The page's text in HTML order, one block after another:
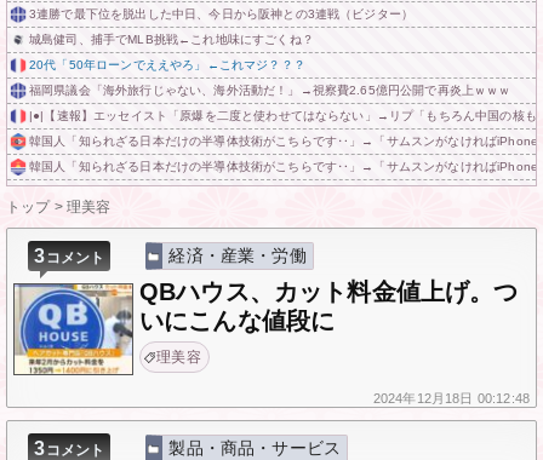
3連勝で最下位を脱出した中日、今日から阪神との3連戦（ビジター）
城島健司、捕手でMLB挑戦←これ地味にすごくね？
20代「50年ローンでええやろ」←これマジ？？？
福岡県議会「海外旅行じゃない、海外活動だ！」→視察費2.65億円公開で再炎上ｗｗｗ
|●|【速報】エッセイスト「原爆を二度と使わせてはならない」→リプ「もちろん中国の核
韓国人「知られざる日本だけの半導体技術がこちらです‥」→「サムスンがなければ
韓国人「知られざる日本だけの半導体技術がこちらです‥」→「サムスンがなければ
トップ> 理美容
3コメント 経済・産業・労働
QBハウス、カット料金値上げ。つ
いにこんな値段に
理美容
2024年12月18日 00:12:48
3コメント 製品・商品・サービス